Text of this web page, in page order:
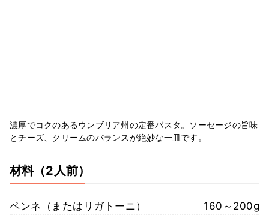
濃厚でコクのあるウンブリア州の定番パスタ。ソーセージの旨味
とチーズ、クリームのバランスが絶妙な一皿です。
材料（2人前）
ペンネ（またはリガトーニ）
160～200g